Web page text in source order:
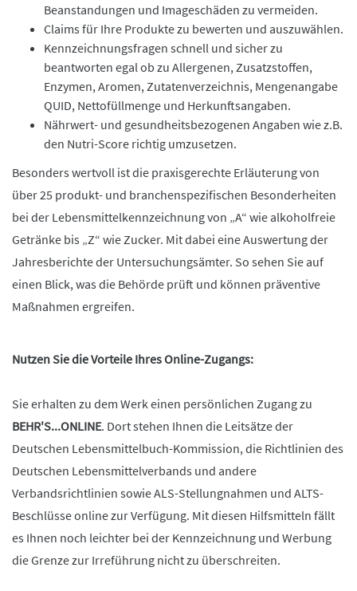
Beanstandungen und Imageschäden zu vermeiden.
Claims für Ihre Produkte zu bewerten und auszuwählen.
Kennzeichnungsfragen schnell und sicher zu
beantworten egal ob zu Allergenen, Zusatzstoffen,
Enzymen, Aromen, Zutatenverzeichnis, Mengenangabe
QUID, Nettofüllmenge und Herkunftsangaben.
Nährwert- und gesundheitsbezogenen Angaben wie z.B.
den Nutri-Score richtig umzusetzen.
Besonders wertvoll ist die praxisgerechte Erläuterung von
über 25 produkt- und branchenspezifischen Besonderheiten
bei der Lebensmittelkennzeichnung von „A“ wie alkoholfreie
Getränke bis „Z“ wie Zucker. Mit dabei eine Auswertung der
Jahresberichte der Untersuchungsämter. So sehen Sie auf
einen Blick, was die Behörde prüft und können präventive
Maßnahmen ergreifen.
Nutzen Sie die Vorteile Ihres Online-Zugangs:
Sie erhalten zu dem Werk einen persönlichen Zugang zu
BEHR'S...ONLINE. Dort stehen Ihnen die Leitsätze der
Deutschen Lebensmittelbuch-Kommission, die Richtlinien des
Deutschen Lebensmittelverbands und andere
Verbandsrichtlinien sowie ALS-Stellungnahmen und ALTS-
Beschlüsse online zur Verfügung. Mit diesen Hilfsmitteln fällt
es Ihnen noch leichter bei der Kennzeichnung und Werbung
die Grenze zur Irreführung nicht zu überschreiten.